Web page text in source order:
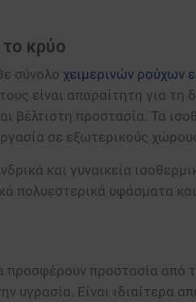
κρύο
σύνολο χειμερινών ρούχων
είναι απαραίτητη για τη
προστασία. Τα
σε εξωτερικούς
και γυναικεία
πολυεστερικά υφάσματα
προσφέρουν προστασία από
υγρασία. Είναι ιδιαίτερα